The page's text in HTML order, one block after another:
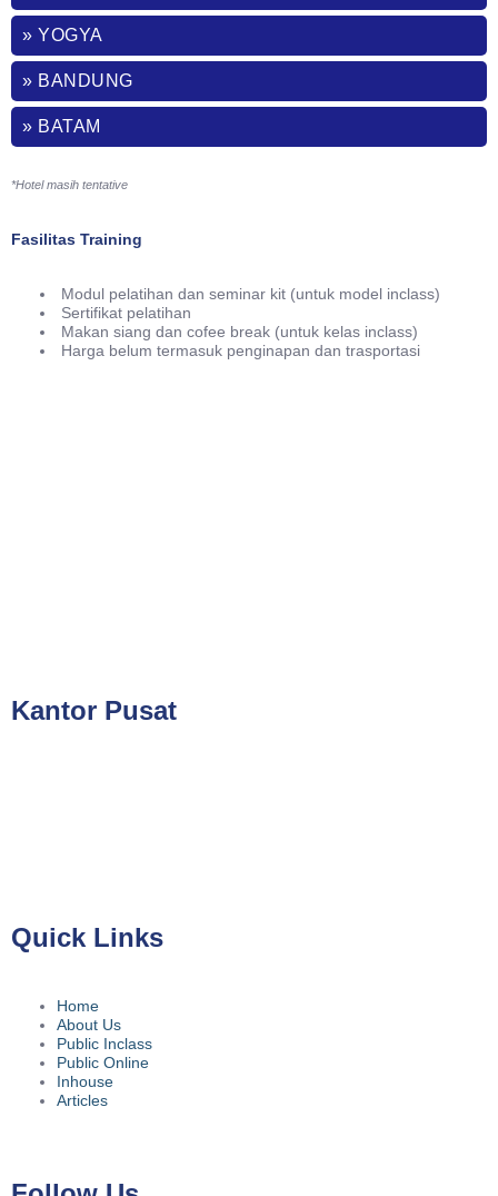
» YOGYA
» BANDUNG
» BATAM
*Hotel masih tentative
Fasilitas Training
Modul pelatihan dan seminar kit (untuk model inclass)
Sertifikat pelatihan
Makan siang dan cofee break (untuk kelas inclass)
Harga belum termasuk penginapan dan trasportasi
Kantor Pusat
Quick Links
Home
About Us
Public Inclass
Public Online
Inhouse
Articles